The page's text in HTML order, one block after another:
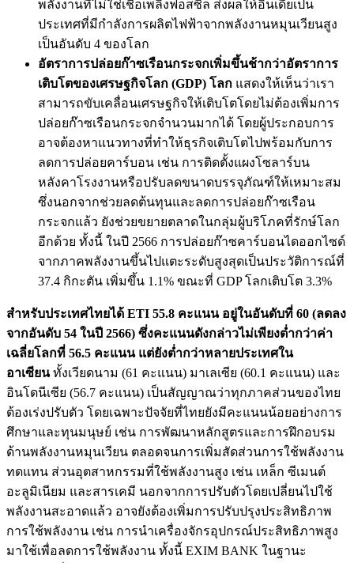
พลังงานที่ไม่ใช่เชื้อเพลิงฟอสซิล ส่งผลให้อินเดียเป็น
ประเทศที่มีกำลังการผลิตไฟฟ้าจากพลังงานหมุนเวียนสูง
เป็นอันดับ 4 ของโลก
อัตราการปล่อยก๊าซเรือนกระจกเพิ่มขึ้นช้ากว่าอัตราการ
เติบโตของเศรษฐกิจโลก (GDP) โลก แสดงให้เห็นว่าเรา
สามารถขับเคลื่อนเศรษฐกิจให้เติบโตโดยไม่ต้องเพิ่มการ
ปล่อยก๊าซเรือนกระจกจำนวนมากได้ โดยผู้ประกอบการ
อาจต้องหาแนวทางที่ทำให้ธุรกิจเติบโตไปพร้อมกับการ
ลดการปล่อยคาร์บอน เช่น การติดตั้งแผงโซลาร์บน
หลังคาโรงงานหรือปรับลดขนาดบรรจุภัณฑ์ให้เหมาะสม
ซึ่งนอกจากช่วยลดต้นทุนและลดการปล่อยก๊าซเรือน
กระจกแล้ว ยังช่วยขยายตลาดในกลุ่มผู้บริโภคที่รักษ์โลก
อีกด้วย ทั้งนี้ ในปี 2566 การปล่อยก๊าซคาร์บอนไดออกไซด์
จากภาคพลังงานขึ้นไปแตะระดับสูงสุดเป็นประวัติการณ์ที่
37.4 กิกะตัน เพิ่มขึ้น 1.1% ขณะที่ GDP โลกเติบโต 3.3%
สำหรับประเทศไทยได้ ETI 55.8 คะแนน อยู่ในอันดับที่ 60 (ลดลง
จากอันดับ 54 ในปี 2566) ซึ่งคะแนนดังกล่าวไม่เพียงต่ำกว่าค่า
เฉลี่ยโลกที่ 56.5 คะแนน แต่ยังต่ำกว่าหลายประเทศใน
อาเซียนทั้งเวียดนาม (61 คะแนน) มาเลเซีย (60.1 คะแนน) และ
อินโดนีเซีย (56.7 คะแนน) เป็นสัญญาณว่าทุกภาคส่วนของไทย
ต้องเร่งปรับตัว โดยเฉพาะปัจจัยที่ไทยยังมีคะแนนน้อยอย่างการ
ศึกษาและทุนมนุษย์ เช่น การพัฒนาหลักสูตรและการฝึกอบรม
ด้านพลังงานหมุนเวียน ตลอดจนการเพิ่มสัดส่วนการใช้พลังงาน
ทดแทน ส่วนอุตสาหกรรมที่ใช้พลังงานสูง เช่น เหล็ก ซีเมนต์
อะลูมิเนียม และสารเคมี นอกจากการปรับตัวโดยเปลี่ยนไปใช้
พลังงานสะอาดแล้ว อาจยังต้องเพิ่มการปรับปรุงประสิทธิภาพ
การใช้พลังงาน เช่น การนำเครื่องจักรอุปกรณ์ประสิทธิภาพสูง
มาใช้เพื่อลดการใช้พลังงาน ทั้งนี้ EXIM BANK ในฐานะ